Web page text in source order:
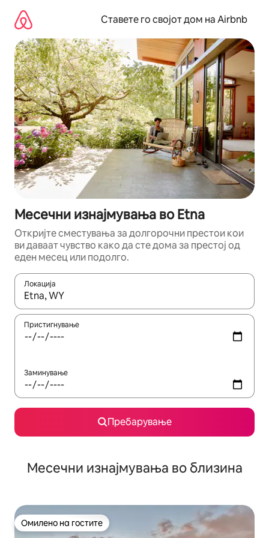
содржина
Ставете го својот дом на Airbnb
Месечни изнајмувања во Etna
Откријте сместувања за долгорочни престои кои
ви даваат чувство како да сте дома за престој од
еден месец или подолго.
Локација
Кога резултатите се достапни, движете се со копчињата
Пристигнување
Заминување
Пребарување
Месечни изнајмувања во близина
Омилено на гостите
Омилено на гостите